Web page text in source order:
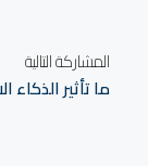
المشاركة التالية
ما تأثير